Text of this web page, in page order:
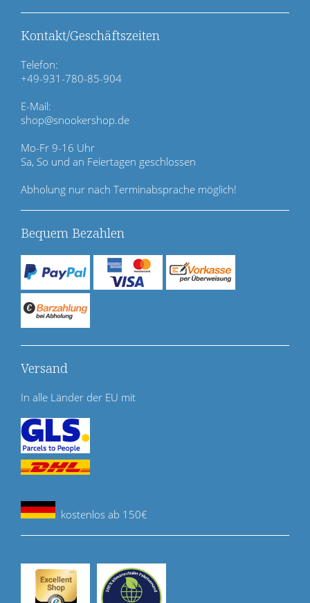
n
ü
b
e
r
p
r
i
n
g
e
n
Kontakt/Geschäftszeiten
Telefon:
+49-931-780-85-904
E-Mail:
shop@snookershop.de
Mo-Fr 9-16 Uhr
Sa, So und an Feiertagen geschlossen
Abholung nur nach Terminabsprache möglich!
Bequem Bezahlen
Versand
In alle Länder der EU mit
kostenlos ab 150€